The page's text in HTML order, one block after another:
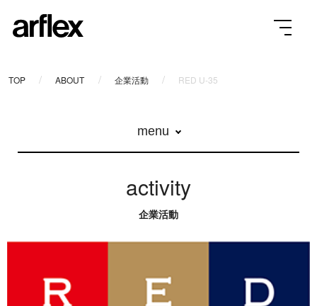
TOP ABOUT 企業活動 RED U-35
menu
activity